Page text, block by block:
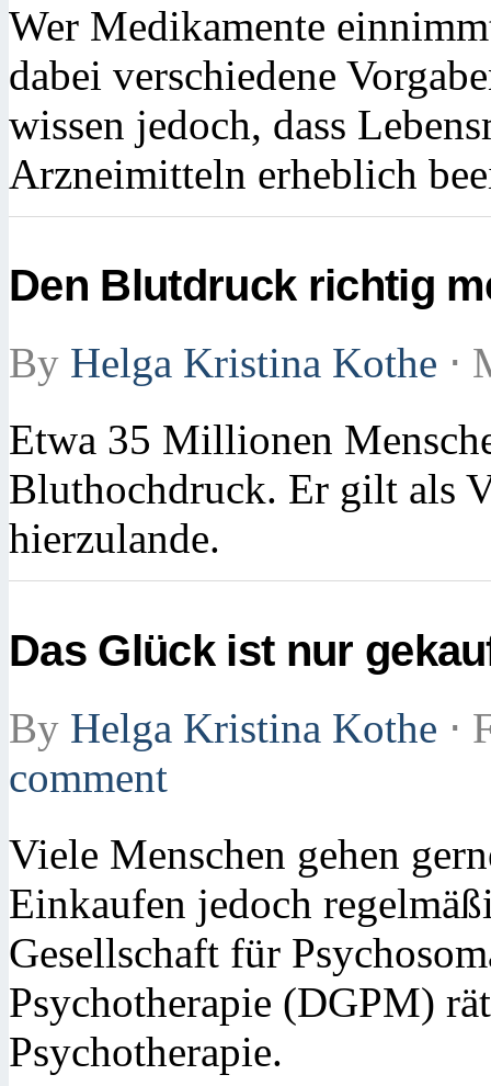
Wer Medikamente
dabei verschiedene
wissen jedoch, dass
Arzneimitteln erheblich
Den Blutdruck richtig
By Helga Kristina Kothe ⋅
Etwa 35 Millionen
Bluthochdruck. Er gilt als
hierzulande.
Das Glück ist nur
By Helga Kristina Kothe ⋅
comment
Viele Menschen gehen
Einkaufen jedoch
Gesellschaft für
Psychotherapie (DGPM)
Psychotherapie.